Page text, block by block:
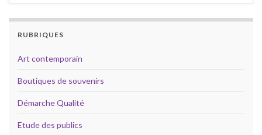
RUBRIQUES
Art contemporain
Boutiques de souvenirs
Démarche Qualité
Etude des publics